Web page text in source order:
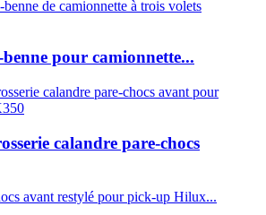
pour camionnette...
calandre pare-chocs